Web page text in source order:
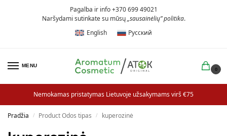
Pagalba ir info +370 699 49021
Naršydami sutinkate su mūsų„sausainėlių” politika.
English
Русский
MENU
0
Nemokamas pristatymas Lietuvoje užsakymams virš €75
Pradžia / Product Odos tipas / kuperozinė